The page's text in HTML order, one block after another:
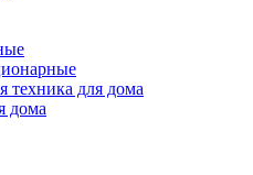
техника для дома
дома